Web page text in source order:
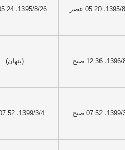
05:20 عصر 1395/8/26، 05:24 عصر
2، 12:36 صبح (پنهان)
4، 07:52 صبح 1399/3/4، 07:52 صبح